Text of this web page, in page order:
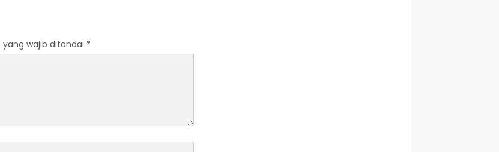
yang wajib ditandai *